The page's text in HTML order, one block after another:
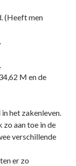
(Heeft men
M en de
het zakenleven.
zo aan toe in de
verschillende
er zo